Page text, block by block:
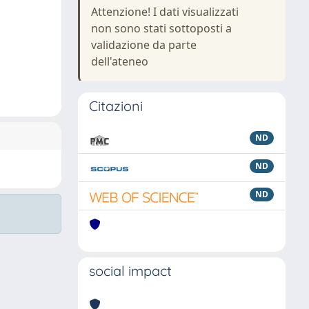
Attenzione! I dati visualizzati
non sono stati sottoposti a
validazione da parte
dell'ateneo
Citazioni
ND
ND
ND
social impact